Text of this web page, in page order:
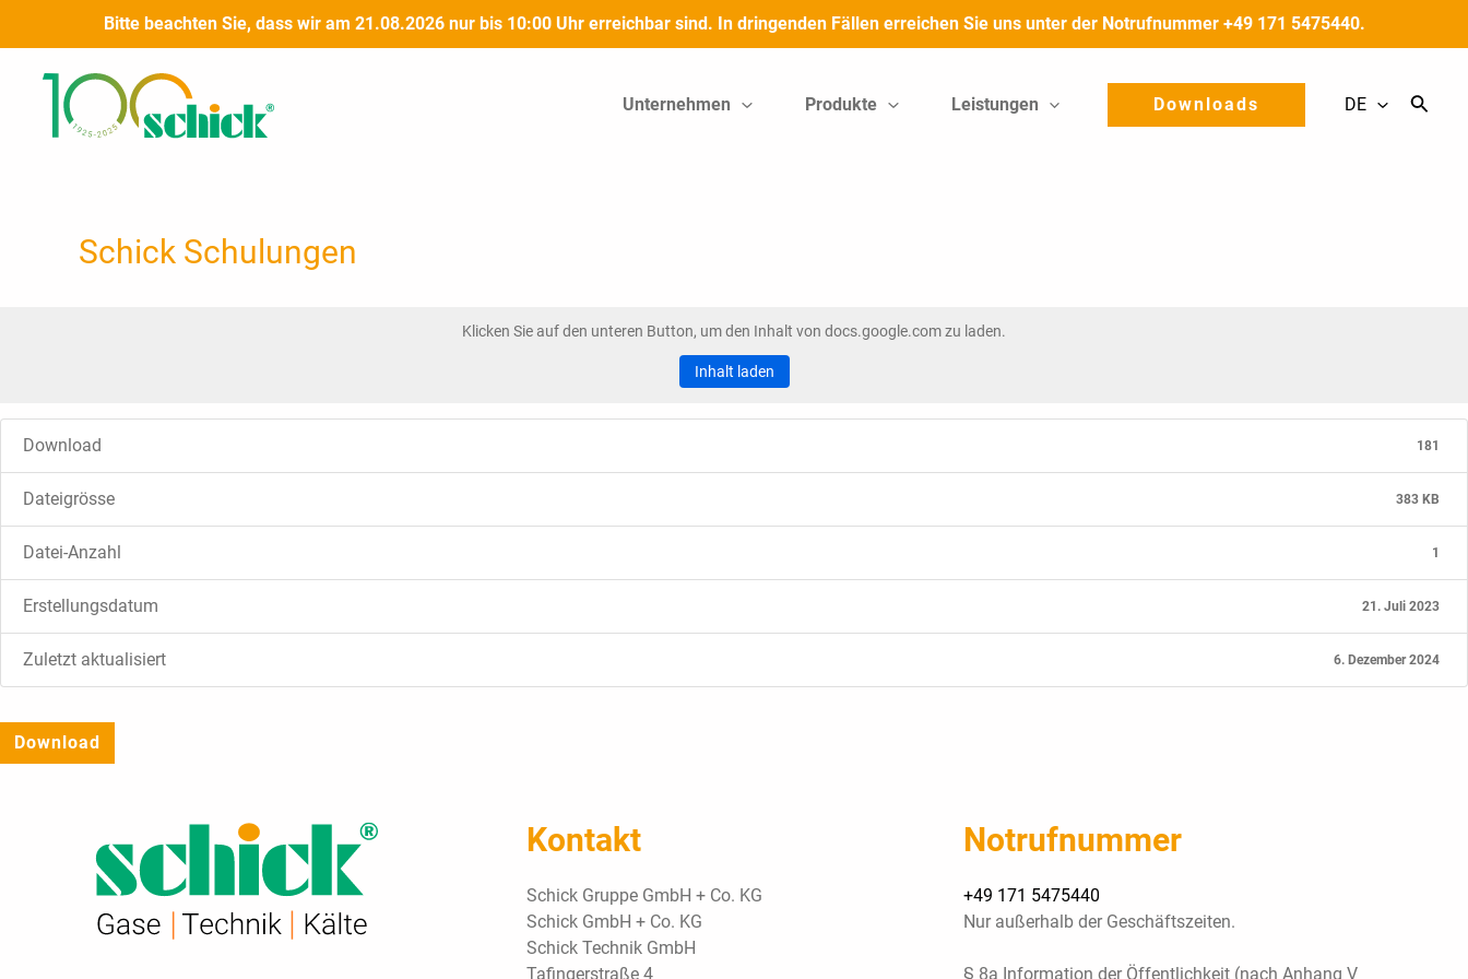
Bitte beachten Sie, dass wir am 21.08.2026 nur bis 10:00 Uhr erreichbar sind. In dringenden Fällen erreichen Sie uns unter der Notrufnummer +49 171 5475440.
Unternehmen
Produkte Leistungen Downloads DE
Schick Schulungen
Klicken Sie auf den unteren Button, um den Inhalt von docs.google.com zu laden.
Inhalt laden
Download 181
Dateigrösse 383 KB
Datei-Anzahl 1
Erstellungsdatum 21. Juli 2023
Zuletzt aktualisiert 6. Dezember 2024
Download
Kontakt
Schick Gruppe GmbH + Co. KG
Schick GmbH + Co. KG
Schick Technik GmbH
Tafingerstraße 4
Notrufnummer
+49 171 5475440
Nur außerhalb der Geschäftszeiten.
§ 8a Information der Öffentlichkeit (nach Anhang V